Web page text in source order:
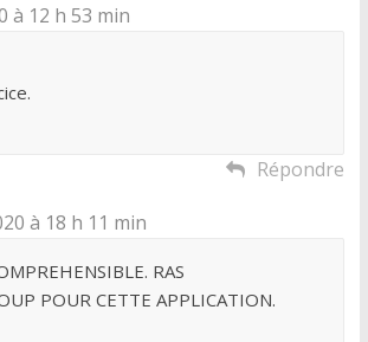
à 12 h 53 min
Répondre
à 18 h 11 min
RAS
POUR CETTE APPLICATION.